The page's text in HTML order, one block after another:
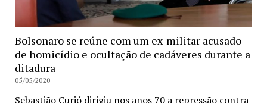
Bolsonaro se reúne com um ex-militar acusado
de homicídio e ocultação de cadáveres durante a
ditadura
05/05/2020
Sebastião Curió dirigiu nos anos 70 a repressão contra